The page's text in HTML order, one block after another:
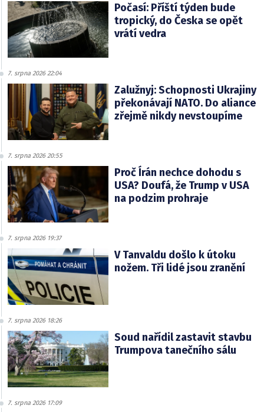
Počasí: Příští týden bude
tropický, do Česka se opět
vrátí vedra
7. srpna 2026 22:04
Zalužnyj: Schopnosti Ukrajiny
překonávají NATO. Do aliance
zřejmě nikdy nevstoupíme
7. srpna 2026 20:55
Proč Írán nechce dohodu s
USA? Doufá, že Trump v USA
na podzim prohraje
7. srpna 2026 19:37
V Tanvaldu došlo k útoku
nožem. Tři lidé jsou zranění
7. srpna 2026 18:26
Soud nařídil zastavit stavbu
Trumpova tanečního sálu
7. srpna 2026 17:09